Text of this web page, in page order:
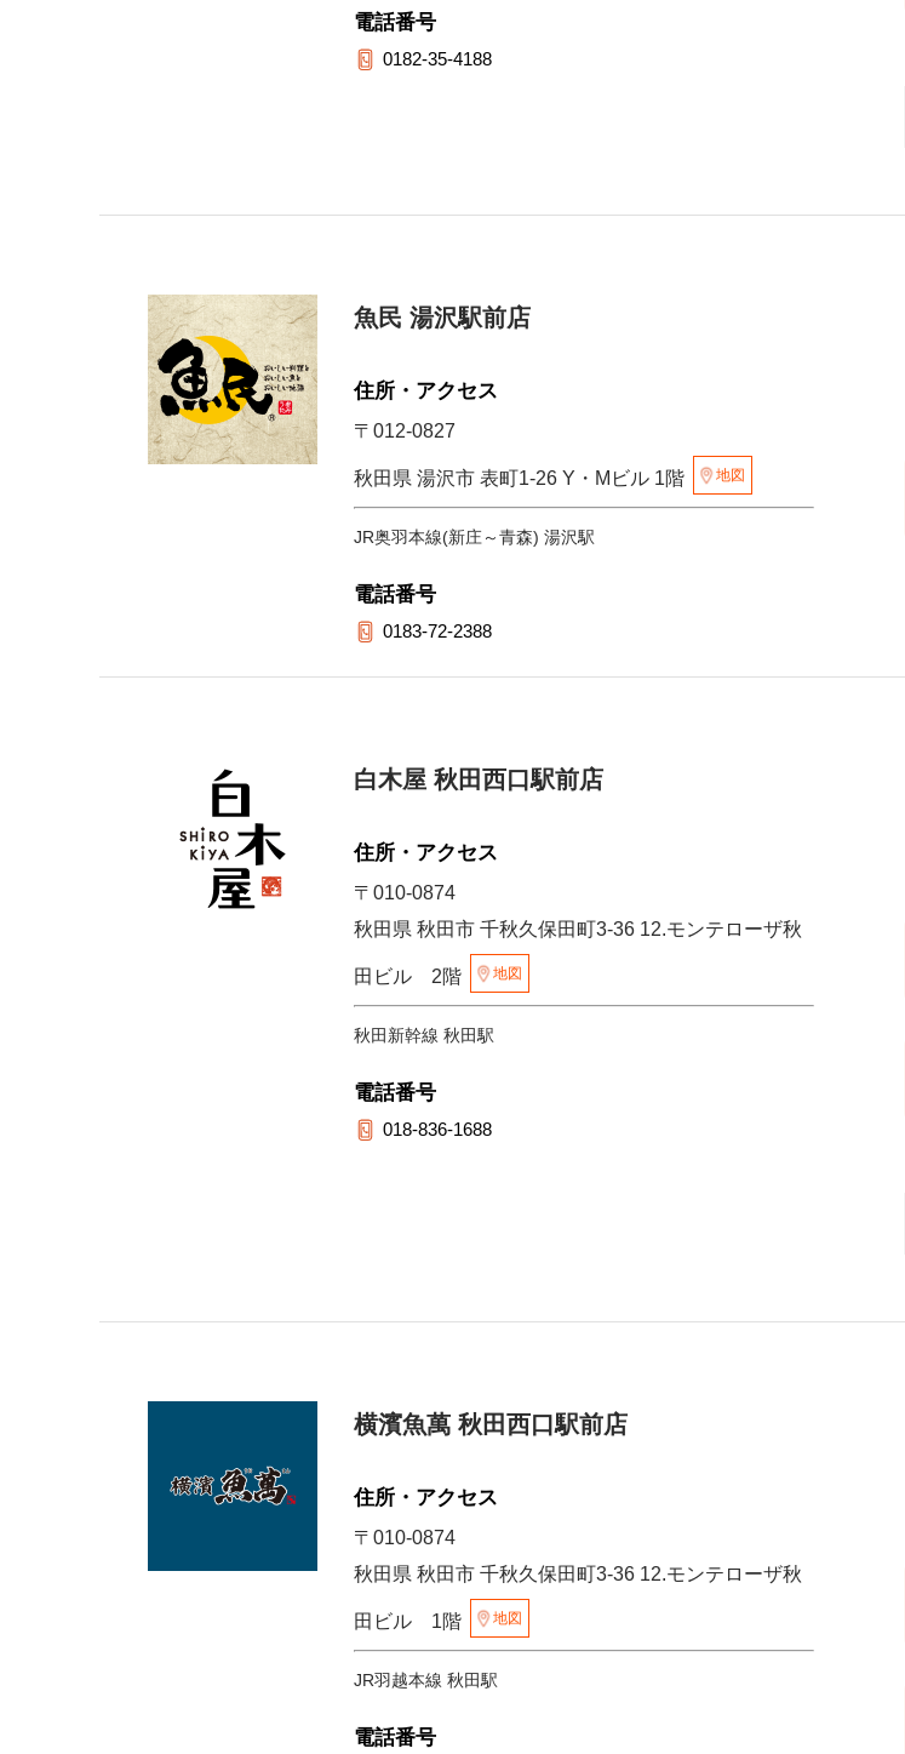
電話番号
0182-35-4188
魚民 湯沢駅前店
住所・アクセス
〒012-0827
秋田県 湯沢市 表町1-26 Y・Mビル 1階 地図
JR奥羽本線(新庄～青森) 湯沢駅
電話番号
0183-72-2388
白木屋 秋田西口駅前店
住所・アクセス
〒010-0874
秋田県 秋田市 千秋久保田町3-36 12.モンテローザ秋
田ビル 2階 地図
秋田新幹線 秋田駅
電話番号
018-836-1688
横濱魚萬 秋田西口駅前店
住所・アクセス
〒010-0874
秋田県 秋田市 千秋久保田町3-36 12.モンテローザ秋
田ビル 1階 地図
JR羽越本線 秋田駅
電話番号